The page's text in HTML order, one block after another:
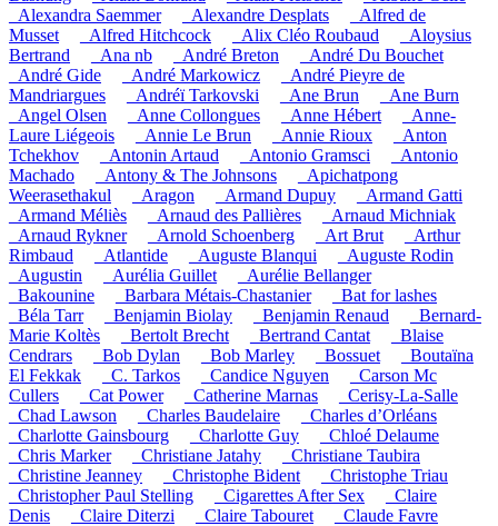
_Alexandra Saemmer
_Alexandre Desplats
_Alfred de
Musset
_Alfred Hitchcock _Alix Cléo Roubaud
_Aloysius
Bertrand
_Ana nb _André Breton
_André Du Bouchet
_André Gide
_André Markowicz
_André Pieyre de
Mandriargues
_Andréï Tarkovski _Ane Brun
_Ane Burn
_Angel Olsen
_Anne Collongues _Anne Hébert
_Anne-
Laure Liégeois
_Annie Le Brun _Annie Rioux
_Anton
Tchekhov
_Antonin Artaud _Antonio Gramsci
_Antonio
Machado
_Antony & The Johnsons
_Apichatpong
Weerasethakul
_Aragon _Armand Dupuy
_Armand Gatti
_Armand Méliès
_Arnaud des Pallières
_Arnaud Michniak
_Arnaud Rykner
_Arnold Schoenberg _Art Brut
_Arthur
Rimbaud
_Atlantide _Auguste Blanqui
_Auguste Rodin
_Augustin
_Aurélia Guillet
_Aurélie Bellanger
_Bakounine
_Barbara Métais-Chastanier
_Bat for lashes
_Béla Tarr
_Benjamin Biolay _Benjamin Renaud
_Bernard-
Marie Koltès
_Bertolt Brecht _Bertrand Cantat
_Blaise
Cendrars
_Bob Dylan _Bob Marley _Bossuet
_Boutaïna
El Fekkak
_C. Tarkos _Candice Nguyen
_Carson Mc
Cullers
_Cat Power _Catherine Marnas
_Cerisy-La-Salle
_Chad Lawson
_Charles Baudelaire
_Charles d’Orléans
_Charlotte Gainsbourg
_Charlotte Guy
_Chloé Delaume
_Chris Marker
_Christiane Jatahy
_Christiane Taubira
_Christine Jeanney
_Christophe Bident
_Christophe Triau
_Christopher Paul Stelling
_Cigarettes After Sex
_Claire
Denis
_Claire Diterzi _Claire Tabouret
_Claude Favre